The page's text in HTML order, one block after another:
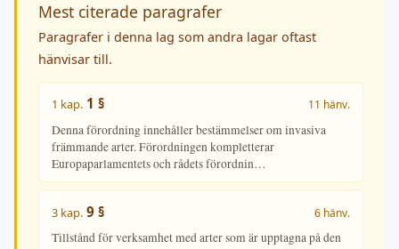
Mest citerade paragrafer
Paragrafer i denna lag som andra lagar oftast
hänvisar till.
1 kap. 1 § 11 hänv.
Denna förordning innehåller bestämmelser om invasiva
främmande arter. Förordningen kompletterar
Europaparlamentets och rådets förordnin…
3 kap. 9 § 6 hänv.
Tillstånd för verksamhet med arter som är upptagna på den